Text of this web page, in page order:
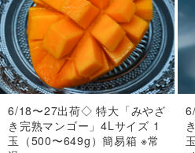
6/18〜27出荷◇ 特大「みやざ
き完熟マンゴー」4Lサイズ 1
玉（500〜649g）簡易箱 ※常